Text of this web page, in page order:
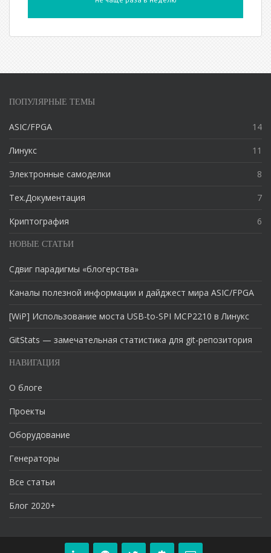
ПОПУЛЯРНЫЕ ТЕМЫ
ASIC/FPGA 14
Линукс 11
Электронные самоделки 8
Тех.Документация 7
Криптография 6
НОВЫЕ СТАТЬИ
Сдвиг парадигмы «блогерства»
Каналы полезной информации и дайджест мира ASIC/FPGA
[WiP] Использование моста USB-to-SPI MCP2210 в Линукс
GitStats — замечательная статистика для git-репозитория
НАВИГАЦИЯ
О блоге
Проекты
Оборудование
Генераторы
Все статьи
Блог 2020+